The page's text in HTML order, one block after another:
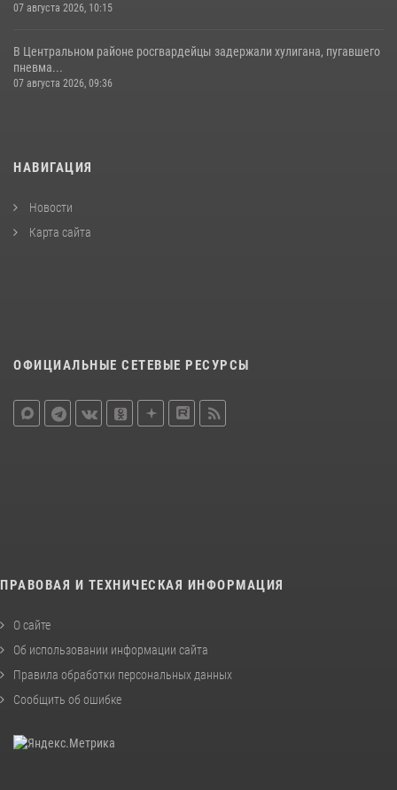
07 августа 2026, 10:15
В Центральном районе росгвардейцы задержали хулигана, пугавшего
пневма...
07 августа 2026, 09:36
НАВИГАЦИЯ
Новости
Карта сайта
ОФИЦИАЛЬНЫЕ СЕТЕВЫЕ РЕСУРСЫ
ПРАВОВАЯ И ТЕХНИЧЕСКАЯ ИНФОРМАЦИЯ
О сайте
Об использовании информации сайта
Правила обработки персональных данных
Сообщить об ошибке